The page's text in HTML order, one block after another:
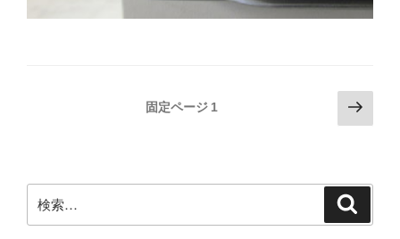
ー
ジ
固定ページ 1
次
の
ジ
索: